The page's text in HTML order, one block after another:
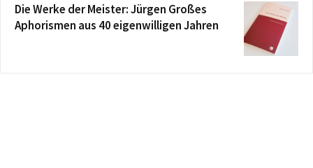
Die Werke der Meister: Jürgen Großes
Aphorismen aus 40 eigenwilligen Jahren